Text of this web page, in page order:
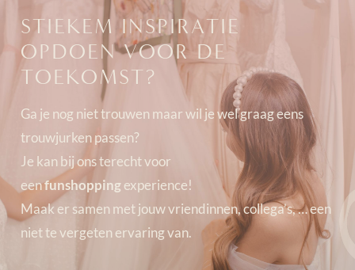
STIEKEM INSPIRATIE
OPDOEN VOOR DE
TOEKOMST?
Ga je nog niet trouwen maar wil je wel graag eens
trouwjurken passen?
Je kan bij ons terecht voor
eenfunshoppingexperience!
Maak er samen met jouw vriendinnen, collega’s, … een
niet te vergeten ervaring van.